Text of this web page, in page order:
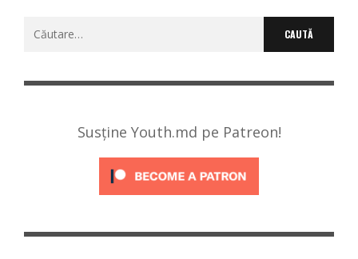
Susține Youth.md pe Patreon!